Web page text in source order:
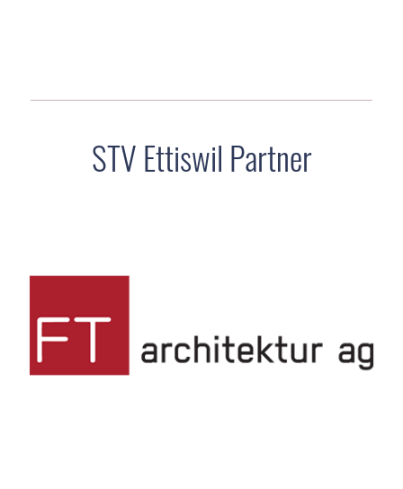
STV Ettiswil Partner